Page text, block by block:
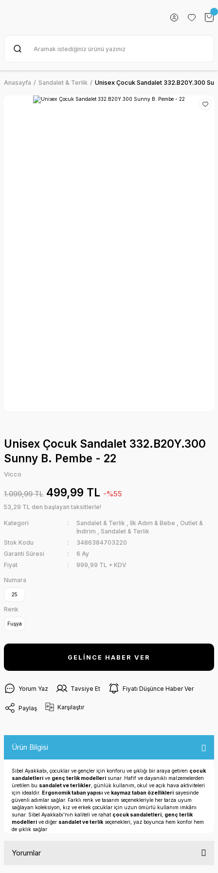
Anasayfa Sandalet & Terlik Unisex Çocuk Sandalet 332.B20Y.300
Unisex Çocuk Sandalet 332.B20Y.300
Sunny B. Pembe - 22
Vicco
1.099,99 TL 499,99 TL -%55
53,29 TL den başlayan taksitlerle!
Kategori Sandalet & Terlik , İlk Adım & Bebe , Outlet &
İndirim , Sandalet & Terlik
Stok Kodu
3486384703220
Garanti Süresi
6 Ay
Fiyat
999,99 TL + KDV
Numara
25
Renk
Fuşya
GELİNCE HABER VER
Yorum Yaz Tavsiye Et Fiyatı Düşünce Haber Ver
Paylaş Karşılaştır
Ürün Bilgisi
Sibel Ayakkabı, çocuklar ve gençler için konforu ve şıklığı bir araya getiren çocuk
sandaletleri ve genç terlik modelleri sunar. Hafif ve dayanıklı malzemelerden
üretilen bu sandalet ve terlikler , günlük kullanım, okul ve açık hava aktiviteleri
için idealdir. Ergonomik taban yapısı ve kaymaz taban özellikleri sayesinde
güvenli adımlar sağlar. Farklı renk ve tasarım seçenekleriyle her tarza uyum
sağlayan koleksiyon, kız ve erkek çocuklar için uzun ömürlü kullanım imkânı
sunar. Sibel Ayakkabı’nın kaliteli ve rahat çocuk sandaletleri genç terlik
modelleri ve diğer sandalet ve terlik seçenekleri, yaz boyunca hem konfor hem
de şıklık sağlar
Yorumlar